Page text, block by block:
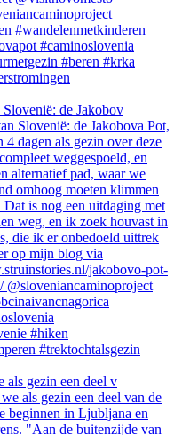
de Jakobov
als gezin een deel v